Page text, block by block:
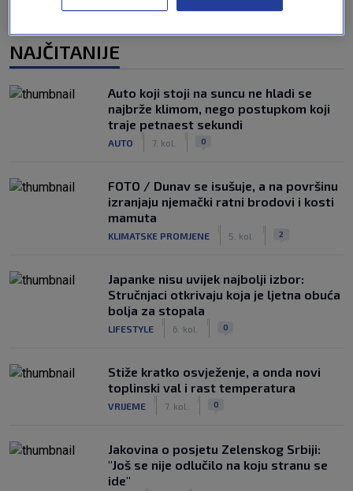
NAJČITANIJE
Auto koji stoji na suncu ne hladi se
najbrže klimom, nego postupkom koji
traje petnaest sekundi
AUTO 7. kol. 0
FOTO / Dunav se isušuje, a na površinu
izranjaju njemački ratni brodovi i kosti
mamuta
KLIMATSKE PROMJENE 5. kol. 2
Japanke nisu uvijek najbolji izbor:
Stručnjaci otkrivaju koja je ljetna obuća
bolja za stopala
LIFESTYLE 6. kol. 0
Stiže kratko osvježenje, a onda novi
toplinski val i rast temperatura
VRIJEME 7. kol. 0
Jakovina o posjetu Zelenskog Srbiji:
"Još se nije odlučilo na koju stranu se
ide"